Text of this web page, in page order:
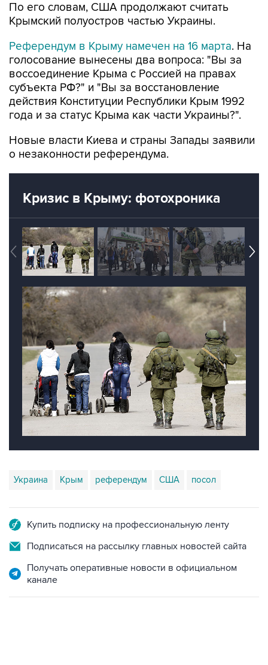
По его словам, США продолжают считать
Крымский полуостров частью Украины.
Референдум в Крыму намечен на 16 марта. На
голосование вынесены два вопроса: "Вы за
воссоединение Крыма с Россией на правах
субъекта РФ?" и "Вы за восстановление
действия Конституции Республики Крым 1992
года и за статус Крыма как части Украины?".
Новые власти Киева и страны Запады заявили
о незаконности референдума.
Кризис в Крыму: фотохроника
Украина Крым референдум США посол
Купить подписку на профессиональную ленту
Подписаться на рассылку главных новостей сайта
Получать оперативные новости в официальном
канале